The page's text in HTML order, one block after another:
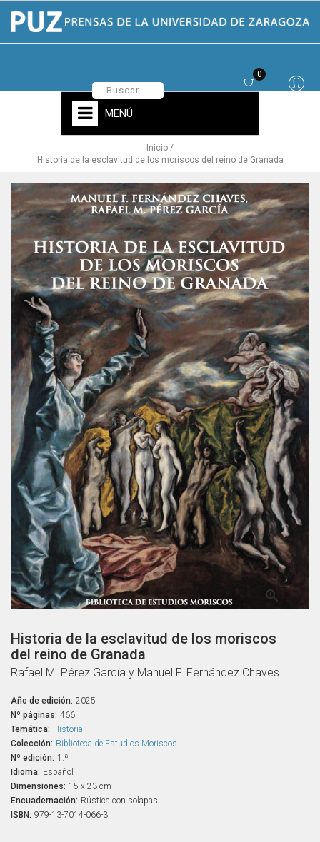
0
MENÚ
Inicio
Historia de la esclavitud de los moriscos del reino de Granada

Historia de la esclavitud de los moriscos
del reino de Granada
Rafael M. Pérez García y Manuel F. Fernández Chaves
Año de edición: 2025
Nº páginas: 466
Temática: Historia
Colección: Biblioteca de Estudios Moriscos
Nº edición: 1.ª
Idioma: Español
Dimensiones: 15 x 23 cm
Encuadernación: Rústica con solapas
ISBN: 979-13-7014-066-3